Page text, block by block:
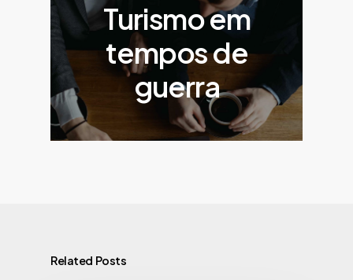
Turismo em
tempos de
guerra
Related Posts